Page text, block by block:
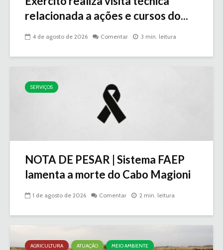
relacionada a ações e cursos do...
4 de agosto de 2026 Comentar 3 min. leitura
SERVIÇOS
NOTA DE PESAR | Sistema FAEP
lamenta a morte do Cabo Magioni
1 de agosto de 2026 Comentar 2 min. leitura
AGRICULTURA ATUAÇÃO
MEIO AMBIENTE